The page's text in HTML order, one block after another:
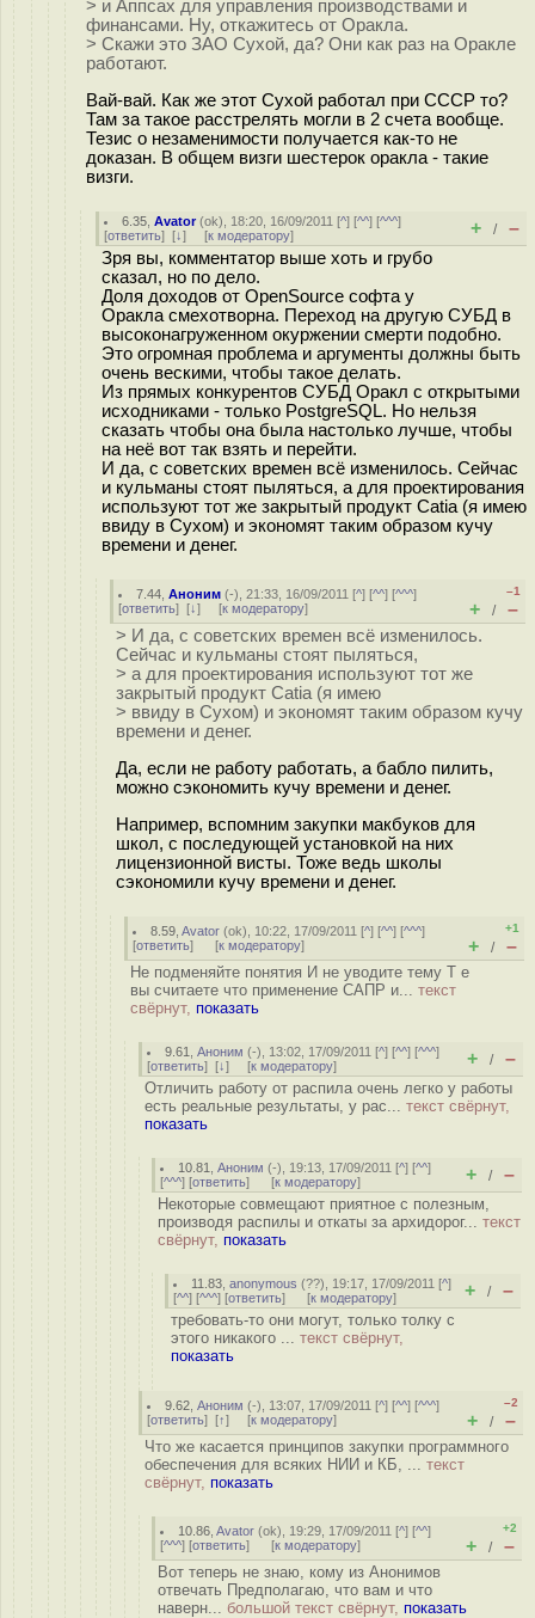
> и Аппсах для управления производствами и
финансами. Ну, откажитесь от Оракла.
> Скажи это ЗАО Сухой, да? Они как раз на Оракле
работают.
Вай-вай. Как же этот Сухой работал при СССР то?
Там за такое расстрелять могли в 2 счета вообще.
Тезис о незаменимости получается как-то не
доказан. В общем визги шестерок оракла - такие
визги.
6.35 ,Avator(ok), 18:20, 16/09/2011 [^] [^^] [^^^]
[ответить] [↓] [к модератору] + / –
Зря вы, комментатор выше хоть и грубо
сказал, но по дело.
Доля доходов от OpenSource софта у
Оракла смехотворна. Переход на другую СУБД в
высоконагруженном окуржении смерти подобно.
Это огромная проблема и аргументы должны быть
очень вескими, чтобы такое делать.
Из прямых конкурентов СУБД Оракл с открытыми
исходниками - только PostgreSQL. Но нельзя
сказать чтобы она была настолько лучше, чтобы
на неё вот так взять и перейти.
И да, с советских времен всё изменилось. Сейчас
и кульманы стоят пыляться, а для проектирования
используют тот же закрытый продукт Catia (я имею
ввиду в Сухом) и экономят таким образом кучу
времени и денег.
7.44 ,Аноним (-), 21:33, 16/09/2011 [^] [^^] [^^^]
[ответить] [↓] [к модератору]
–1
+ / –
> И да, с советских времен всё изменилось.
Сейчас и кульманы стоят пыляться,
> а для проектирования используют тот же
закрытый продукт Catia (я имею
> ввиду в Сухом) и экономят таким образом кучу
времени и денег.
Да, если не работу работать, а бабло пилить,
можно сэкономить кучу времени и денег.
Например, вспомним закупки макбуков для
школ, с последующей установкой на них
лицензионной висты. Тоже ведь школы
сэкономили кучу времени и денег.
8.59 ,Avator (ok), 10:22, 17/09/2011 [^] [^^] [^^^]
[ответить] [к модератору]
+1
+ / –
Не подменяйте понятия И не уводите тему Т е
вы считаете что применение САПР и... текст
свёрнут, показать
9.61 ,Аноним (-), 13:02, 17/09/2011 [^] [^^] [^^^]
[ответить] [↓] [к модератору] + / –
Отличить работу от распила очень легко у работы
есть реальные результаты, у рас... текст свёрнут,
показать
10.81 ,Аноним (-), 19:13, 17/09/2011 [^] [^^]
[^^^] [ответить] [к модератору] + / –
Некоторые совмещают приятное с полезным,
производя распилы и откаты за архидорог... текст
свёрнут, показать
11.83 ,anonymous (??), 19:17, 17/09/2011 [^]
[^^] [^^^] [ответить] [к модератору] + / –
требовать-то они могут, только толку с
этого никакого ... текст свёрнут,
показать
9.62 ,Аноним (-), 13:07, 17/09/2011 [^] [^^] [^^^]
[ответить] [↑] [к модератору]
–2
+ / –
Что же касается принципов закупки программного
обеспечения для всяких НИИ и КБ, ... текст
свёрнут, показать
10.86 ,Avator (ok), 19:29, 17/09/2011 [^] [^^]
[^^^] [ответить] [к модератору]
+2
+ / –
Вот теперь не знаю, кому из Анонимов
отвечать Предполагаю, что вам и что
наверн... большой текст свёрнут, показать